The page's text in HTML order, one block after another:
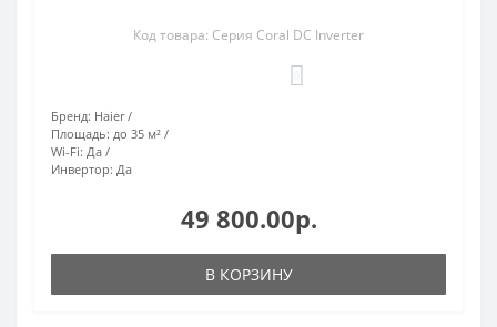
Код товара: Серия Coral DC Inverter
Бренд: Haier
Площадь: до 35 м²
Wi-Fi: Да
Инвертор: Да
49 800.00р.
В КОРЗИНУ